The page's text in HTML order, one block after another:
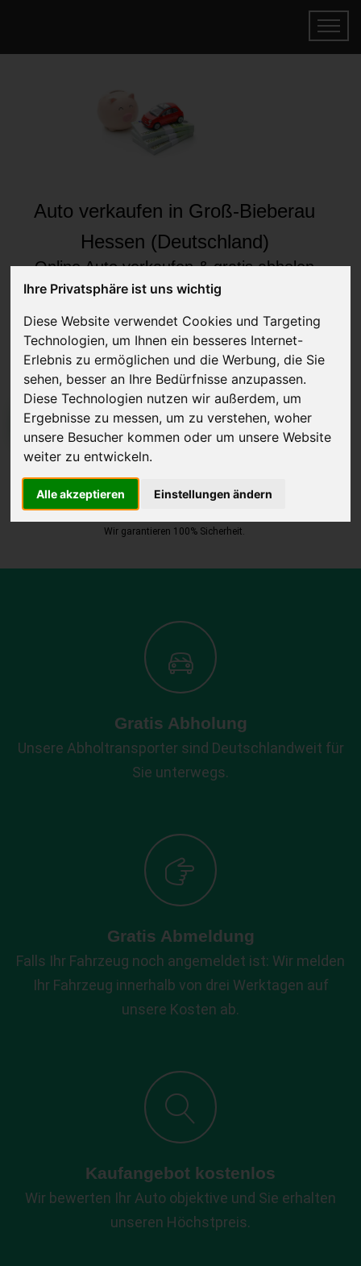
Ihre Privatsphäre ist uns wichtig
Diese Website verwendet Cookies und Targeting
Technologien, um Ihnen ein besseres Internet-
Erlebnis zu ermöglichen und die Werbung, die Sie
sehen, besser an Ihre Bedürfnisse anzupassen.
Diese Technologien nutzen wir außerdem, um
Ergebnisse zu messen, um zu verstehen, woher
unsere Besucher kommen oder um unsere Website
weiter zu entwickeln.
Alle akzeptieren Einstellungen ändern
Auto verkaufen in Groß-Bieberau
Hessen (Deutschland)
Online Auto verkaufen & gratis abholen
lassen
JETZT KOSTENLOSE BEWERTUNG
Kostenloses Angebotfür den Ankauf Ihres Autos inklusive der
Wir garantieren 100% Sicherheit.
Gratis Abholung
Unsere Abholtransporter sind Deutschlandweit für
Sie unterwegs.
Gratis Abmeldung
Falls Ihr Fahrzeug noch angemeldet ist: Wir melden
Ihr Fahrzeug innerhalb von drei Werktagen auf
unsere Kosten ab.
Kaufangebot kostenlos
Wir bewerten Ihr Auto objektive und Sie erhalten
unseren Höchstpreis.